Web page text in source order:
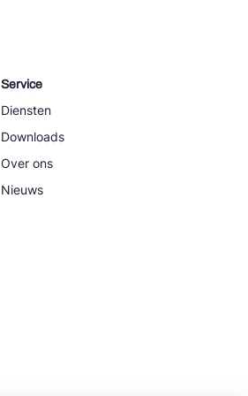
Service
Diensten
Downloads
Over ons
Nieuws